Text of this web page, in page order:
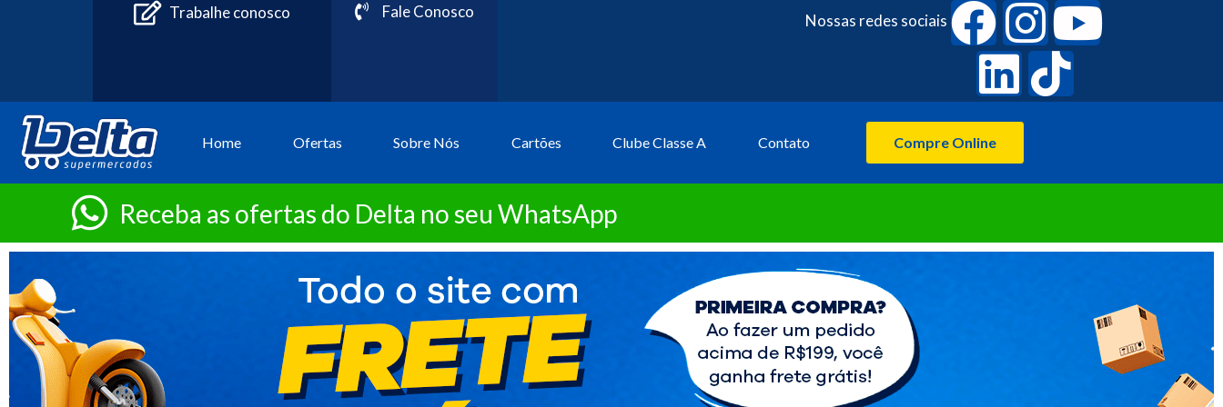
Trabalhe conosco Fale Conosco Nossas redes sociais
Home Ofertas Sobre Nós Cartões Clube Classe A Contato Compre Online
Receba as ofertas do Delta no seu WhatsApp